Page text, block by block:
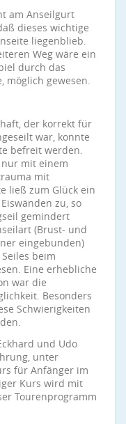
am Anseilgurt
dieses wichtige
liegenblieb.
Weg wäre ein
durch das
möglich gewesen.
der korrekt für
war, konnte
befreit werden.
nur mit einem
mit
ließ zum Glück ein
zu, so
gemindert
(Brust- und
eingebunden)
beim
Eine erhebliche
war die
Besonders
Schwierigkeiten
und Udo
unter
für Anfänger im
Kurs wird mit
Tourenprogramm